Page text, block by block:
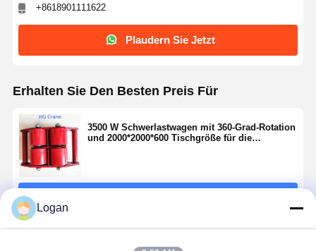
+8618901111622
Plaudern Sie Jetzt
Erhalten Sie Den Besten Preis Für
3500 W Schwerlastwagen mit 360-Grad-Rotation
und 2000*2000*600 Tischgröße für die
Logan